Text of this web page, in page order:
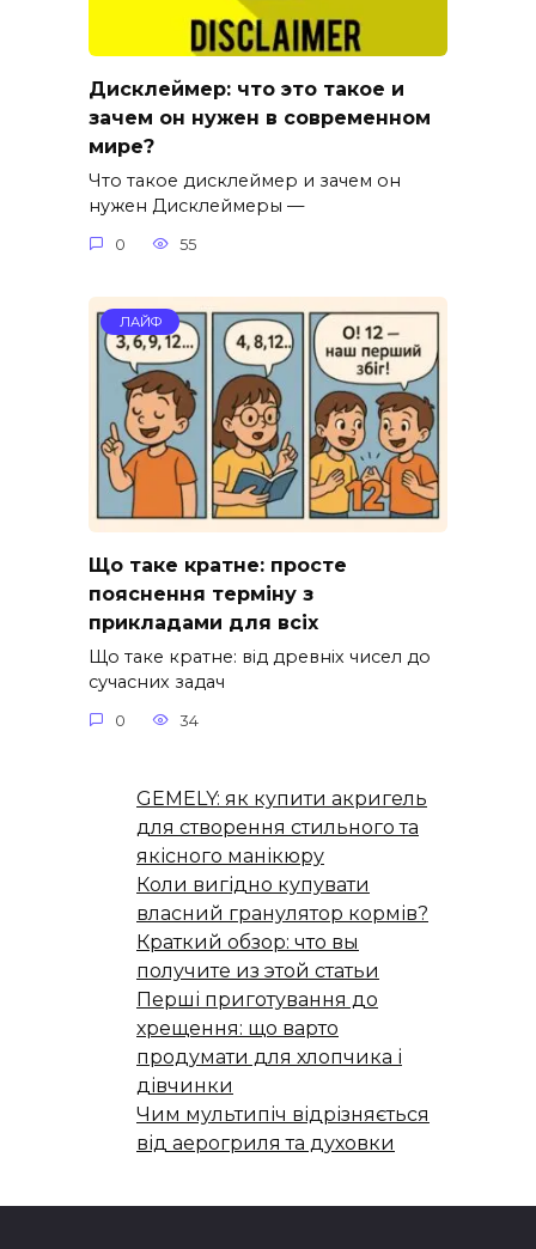
Дисклеймер: что это такое и
зачем он нужен в современном
мире?
Что такое дисклеймер и зачем он
нужен Дисклеймеры —
0 55
ЛАЙФ
Що таке кратне: просте
пояснення терміну з
прикладами для всіх
Що таке кратне: від древніх чисел до
сучасних задач
0 34
GEMELY: як купити акригель
для створення стильного та
якісного манікюру
Коли вигідно купувати
власний гранулятор кормів?
Краткий обзор: что вы
получите из этой статьи
Перші приготування до
хрещення: що варто
продумати для хлопчика і
дівчинки
Чим мультипіч відрізняється
від аерогриля та духовки